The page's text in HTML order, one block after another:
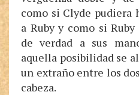
como si Clyde pudiera
a Ruby y como si
de verdad a sus
aquella posibilidad se
un extraño entre los
cabeza.